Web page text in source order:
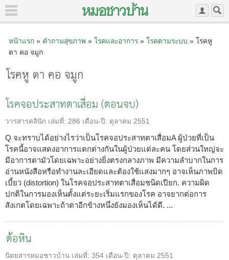
หน้าแรก» คำถามสุขภาพ» โรคและอาการ» โรคตามระบบ » โรคหู
ตา คอ จมูก
โรคหู ตา คอ จมูก
โรคจอประสาทตาเสื่อม (ตอนจบ)
วารสารคลินิก เล่มที่: 286 เดือน-ปี: ตุลาคม 2551
Q จะทราบได้อย่างไรว่าเป็นโรคจอประสาทตาเสื่อมA ผู้ป่วยที่เป็น
โรคนี้อาจแสดงอาการแตกต่างกันในผู้ป่วยแต่ละคน โดยส่วนใหญ่จะ
มีอาการตามัวโดยเฉพาะอย่างยิ่งตรงกลางภาพ มีความลำบากในการ
อ่านหนังสือหรือทำงานละเอียดและต้องใช้แสงมากๆ อาจเห็นภาพบิด
เบี้ยว (distortion) ในโรคจอประสาทตาเสื่อมชนิดเปียก. ความผิด
ปกติในการมองเห็นตั้งแต่ระยะเริ่มแรกของโรค อาจยากต่อการ
สังเกตโดยเฉพาะถ้าตาอีกข้างหนึ่งยังมองเห็นได้ดี. ...
ต้อหิน
นิตยสารหมอชาวบ้าน เล่มที่: 354 เดือน-ปี: ตุลาคม 2551